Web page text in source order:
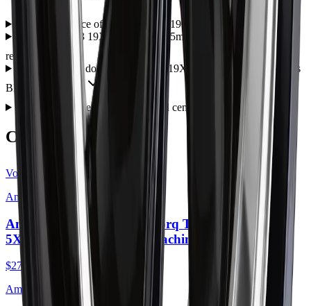
What is the price of the ART R19319001?
Is the ART 193 19X8 5X112 ET 45mm Gloss Black a direct fit
replacement?
What warranty does the ART 193 19X8 5X112 ET 45mm Gloss
Black come with?
Do wheels come with lug nuts and center caps?
Complétez le travail
Voir tout
American Racing
American Racing AR105 Torq Thrust M 16X7
5X110 35mm Anthracite Machined Lip
$275.00
American Racing